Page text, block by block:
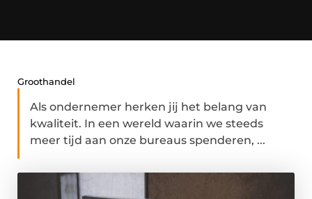
Groothandel
Als ondernemer herken jij het belang van
kwaliteit. In een wereld waarin we steeds
meer tijd aan onze bureaus spenderen, ...